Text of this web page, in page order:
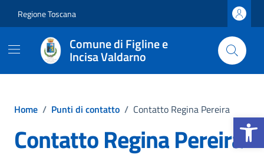
Apri la
Regione Toscana
Comune di Figline e
Incisa Valdarno
Home / Punti di contatto / Contatto Regina Pereira
Contatto Regina Pereira